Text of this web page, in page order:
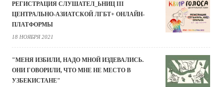
РЕГИСТРАЦИЯ СЛУШАТЕЛ_ЬНИЦ III
ЦЕНТРАЛЬНО-АЗИАТСКОЙ ЛГБТ+ ОНЛАЙН-
ПЛАТФОРМЫ
18 НОЯБРЯ 2021
"МЕНЯ ИЗБИЛИ, НАДО МНОЙ ИЗДЕВАЛИСЬ.
ОНИ ГОВОРИЛИ, ЧТО МНЕ НЕ МЕСТО В
УЗБЕКИСТАНЕ"